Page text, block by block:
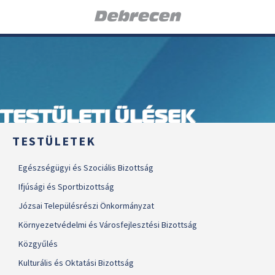
TESTÜLETI ÜLÉSEK
TESTÜLETEK
Egészségügyi és Szociális Bizottság
Ifjúsági és Sportbizottság
Józsai Településrészi Önkormányzat
Környezetvédelmi és Városfejlesztési Bizottság
Közgyűlés
Kulturális és Oktatási Bizottság